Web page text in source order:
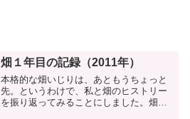
畑１年目の記録（2011年）
本格的な畑いじりは、あともうちょっと
先。というわけで、私と畑のヒストリー
を振り返ってみることにしました。畑１